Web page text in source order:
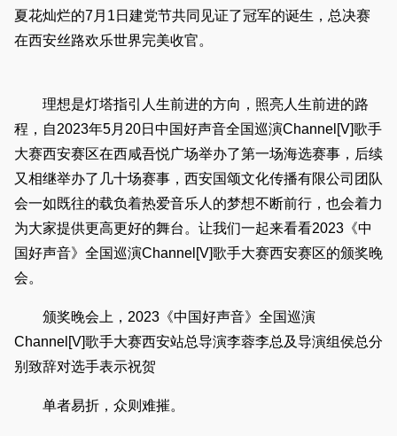
夏花灿烂的7月1日建党节共同见证了冠军的诞生，总决赛
在西安丝路欢乐世界完美收官。
理想是灯塔指引人生前进的方向，照亮人生前进的路
程，自2023年5月20日中国好声音全国巡演Channel[V]歌手
大赛西安赛区在西咸吾悦广场举办了第一场海选赛事，后续
又相继举办了几十场赛事，西安国颂文化传播有限公司团队
会一如既往的载负着热爱音乐人的梦想不断前行，也会着力
为大家提供更高更好的舞台。让我们一起来看看2023《中
国好声音》全国巡演Channel[V]歌手大赛西安赛区的颁奖晚
会。
颁奖晚会上，2023《中国好声音》全国巡演
Channel[V]歌手大赛西安站总导演李蓉李总及导演组侯总分
别致辞对选手表示祝贺
单者易折，众则难摧。